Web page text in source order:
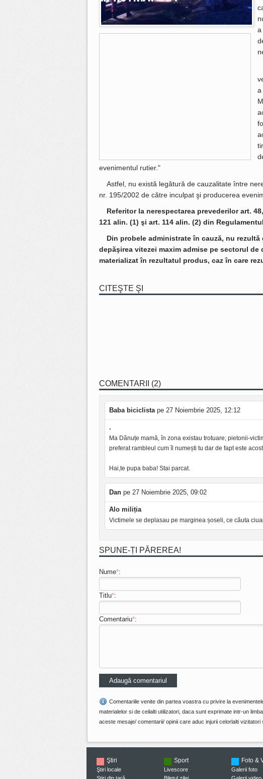
a
a
evenimentul rutier."
Astfel, nu există legătură de cauzalitate între
nr. 195/2002 de către inculpat şi producerea
Referitor la nerespectarea prevederilor art.
121 alin. (1) şi art. 114 alin. (2) din
Din probele administrate în cauză, nu
depăşirea vitezei maxim admise pe sectorul
materializat în rezultatul produs, caz în care
CITEŞTE ŞI
COMENTARII (2)
Baba biciclista pe 27 Noiembrie 2025, 12:12
.
Ma Dănuțe mamă, în zona existau trotuare; pietonii-
preferat rambleul cum îl numești tu dar de fapt este
Hai,te pupa baba! Stai parcat.
Dan pe 27 Noiembrie 2025, 09:02
Alo miliția
Victimele se deplasau pe marginea șoseli, ce căuta
SPUNE-ȚI PĂREREA!
Nume*:
Titlu*:
Comentariu*:
Comentariile venite din partea voastra cu privire la
materialelor si de ceilalti utilizatori, daca sunt exprimate intr-un
aceste mesaje/ comentarii/ opinii care aduc injurii celorlalti
Ştiri
Ştiri locale
Sport
Livescore
Foto &
Galerii foto